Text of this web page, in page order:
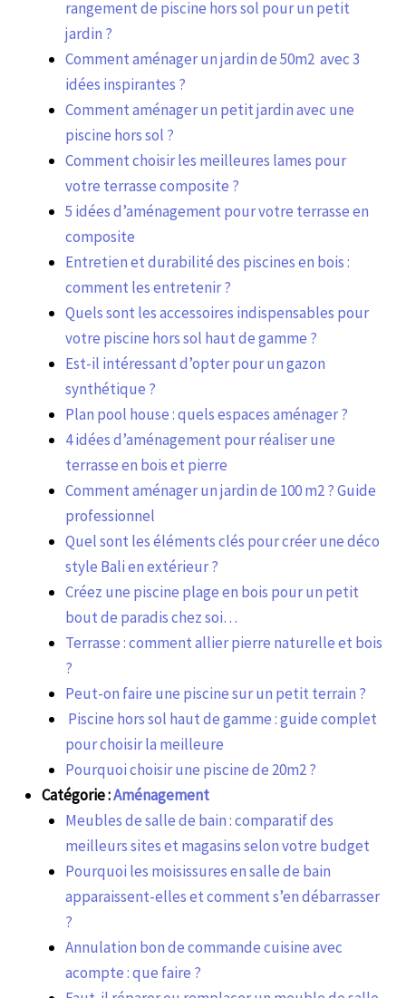
rangement de piscine hors sol pour un petit
jardin ?
Comment aménager un jardin de 50m2 avec 3
idées inspirantes ?
Comment aménager un petit jardin avec une
piscine hors sol ?
Comment choisir les meilleures lames pour
votre terrasse composite ?
5 idées d’aménagement pour votre terrasse en
composite
Entretien et durabilité des piscines en bois :
comment les entretenir ?
Quels sont les accessoires indispensables pour
votre piscine hors sol haut de gamme ?
Est-il intéressant d’opter pour un gazon
synthétique ?
Plan pool house : quels espaces aménager ?
4 idées d’aménagement pour réaliser une
terrasse en bois et pierre
Comment aménager un jardin de 100 m2 ? Guide
professionnel
Quel sont les éléments clés pour créer une déco
style Bali en extérieur ?
Créez une piscine plage en bois pour un petit
bout de paradis chez soi…
Terrasse : comment allier pierre naturelle et bois
?
Peut-on faire une piscine sur un petit terrain ?
Piscine hors sol haut de gamme : guide complet
pour choisir la meilleure
Pourquoi choisir une piscine de 20m2 ?
Catégorie :Aménagement
Meubles de salle de bain : comparatif des
meilleurs sites et magasins selon votre budget
Pourquoi les moisissures en salle de bain
apparaissent-elles et comment s’en débarrasser
?
Annulation bon de commande cuisine avec
acompte : que faire ?